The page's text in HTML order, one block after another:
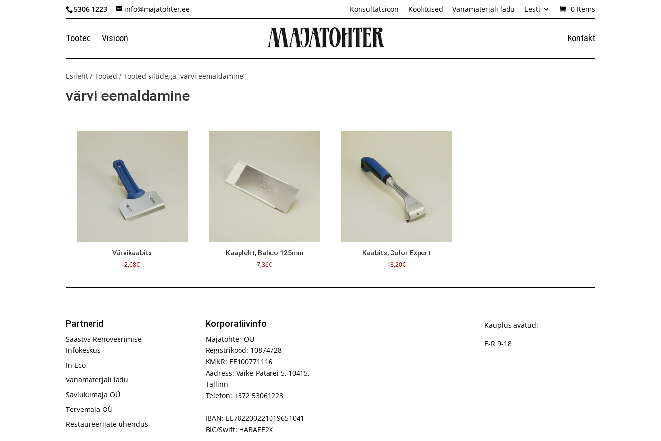
5306 1223 info@majatohter.ee Konsultatsioon Koolitused Vanamaterjali ladu Eesti 0 Items
Tooted Visioon Kontakt
Esileht /Tooted / Tooted siltidega “värvi eemaldamine”
värvi eemaldamine
Värvikaabits
2,68€
Kaapleht, Bahco 125mm
7,36€
Kaabits, Color Expert
13,20€
Partnerid
Säästva Renoveerimise
Infokeskus
In Eco
Vanamaterjali ladu
Saviukumaja OÜ
Tervemaja OÜ
Restaureerijate ühendus
Korporatiivinfo
Majatohter OÜ
Registrikood: 10874728
KMKR: EE100771116
Aadress: Väike-Patarei 5, 10415,
Tallinn
Telefon: +372 53061223
IBAN: EE782200221019651041
BIC/Swift: HABAEE2X
Kauplus avatud:
E-R 9-18